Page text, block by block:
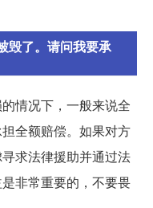
毁了。请问我要承
情况下，一般来说全
全额赔偿。如果对方
求法律援助并通过法
非常重要的，不要畏